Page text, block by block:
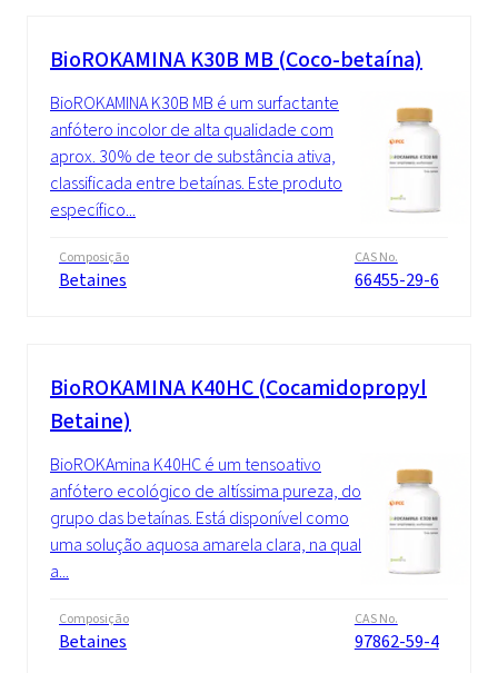
BioROKAMINA K30B MB (Coco-betaína)
BioROKAMINA K30B MB é um surfactante
anfótero incolor de alta qualidade com
aprox. 30% de teor de substância ativa,
classificada entre betaínas. Este produto
específico...
Composição
Betaines
CAS No.
66455-29-6
BioROKAMINA K40HC (Cocamidopropyl
Betaine)
BioROKAmina K40HC é um tensoativo
anfótero ecológico de altíssima pureza, do
grupo das betaínas. Está disponível como
uma solução aquosa amarela clara, na qual
a...
Composição
Betaines
CAS No.
97862-59-4